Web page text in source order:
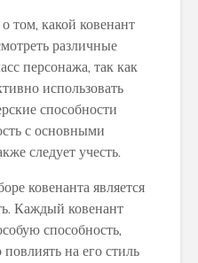
том, какой ковенант
различные
персонажа, так как
использовать
способности
с основными
следует учесть.
ковенанта является
Каждый ковенант
способность,
на его стиль